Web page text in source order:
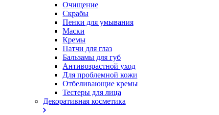
Очищение
Скрабы
Пенки для умывания
Маски
Кремы
Патчи для глаз
Бальзамы для губ
Антивозрастной уход
Для проблемной кожи
Oтбеливающие кремы
Тестеры для лица
Декоративная косметика